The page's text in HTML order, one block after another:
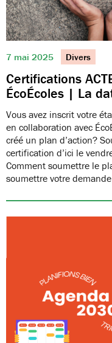
7 mai 2025 Divers
Certifications
ÉcoÉcoles | La
Vous avez inscrit votre
en collaboration avec
créé un plan d’action?
certification d’ici le
Comment soumettre le
soumettre votre demande